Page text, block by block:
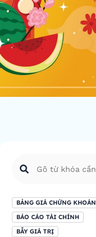
BẢNG GIÁ CHỨNG KHOÁN
BÁO CÁO TÀI CHÍNH
BẪY GIÁ TRỊ